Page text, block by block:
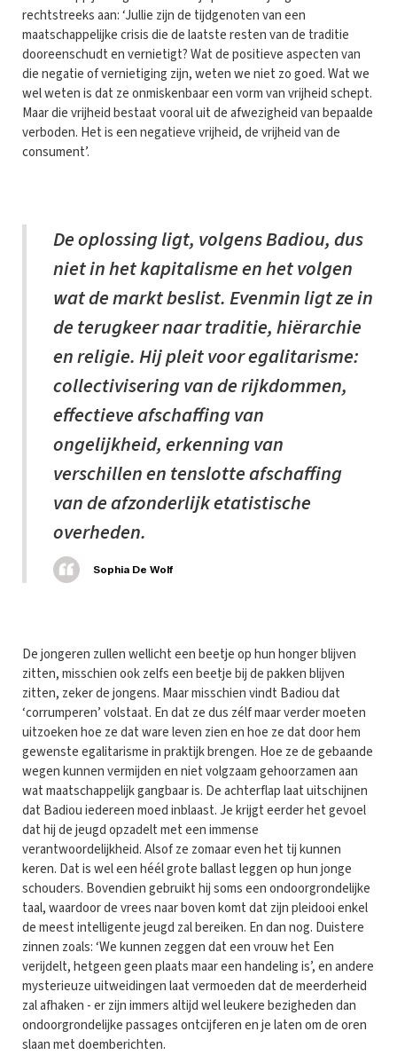
rechtstreeks aan: ‘Jullie zijn de tijdgenoten van een
maatschappelijke crisis die de laatste resten van de traditie
dooreenschudt en vernietigt? Wat de positieve aspecten van
die negatie of vernietiging zijn, weten we niet zo goed. Wat we
wel weten is dat ze onmiskenbaar een vorm van vrijheid schept.
Maar die vrijheid bestaat vooral uit de afwezigheid van bepaalde
verboden. Het is een negatieve vrijheid, de vrijheid van de
consument’.
De oplossing ligt, volgens Badiou, dus
niet in het kapitalisme en het volgen
wat de markt beslist. Evenmin ligt ze in
de terugkeer naar traditie, hiërarchie
en religie. Hij pleit voor egalitarisme:
collectivisering van de rijkdommen,
effectieve afschaffing van
ongelijkheid, erkenning van
verschillen en tenslotte afschaffing
van de afzonderlijk etatistische
overheden.
Sophia De Wolf
De jongeren zullen wellicht een beetje op hun honger blijven
zitten, misschien ook zelfs een beetje bij de pakken blijven
zitten, zeker de jongens. Maar misschien vindt Badiou dat
‘corrumperen’ volstaat. En dat ze dus zélf maar verder moeten
uitzoeken hoe ze dat ware leven zien en hoe ze dat door hem
gewenste egalitarisme in praktijk brengen. Hoe ze de gebaande
wegen kunnen vermijden en niet volgzaam gehoorzamen aan
wat maatschappelijk gangbaar is. De achterflap laat uitschijnen
dat Badiou iedereen moed inblaast. Je krijgt eerder het gevoel
dat hij de jeugd opzadelt met een immense
verantwoordelijkheid. Alsof ze zomaar even het tij kunnen
keren. Dat is wel een héél grote ballast leggen op hun jonge
schouders. Bovendien gebruikt hij soms een ondoorgrondelijke
taal, waardoor de vrees naar boven komt dat zijn pleidooi enkel
de meest intelligente jeugd zal bereiken. En dan nog. Duistere
zinnen zoals: ‘We kunnen zeggen dat een vrouw het Een
verijdelt, hetgeen geen plaats maar een handeling is’, en andere
mysterieuze uitweidingen laat vermoeden dat de meerderheid
zal afhaken - er zijn immers altijd wel leukere bezigheden dan
ondoorgrondelijke passages ontcijferen en je laten om de oren
slaan met doemberichten.